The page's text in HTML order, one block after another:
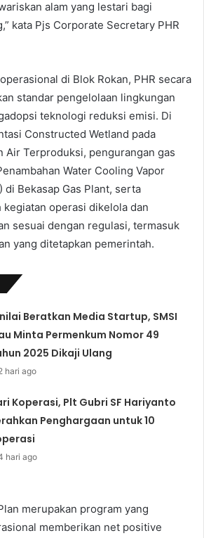
alam yang lestari bagi
kata Pjs Corporate Secretary PHR
di Blok Rokan, PHR secara
standar pengelolaan lingkungan
teknologi reduksi emisi. Di
Constructed Wetland pada
Air Terproduksi, pengurangan gas
Water Cooling Vapor
di Bekasap Gas Plant, serta
operasi dikelola dan
sesuai dengan regulasi, termasuk
yang ditetapkan pemerintah.
Beratkan Media Startup, SMSI
Minta Permenkum Nomor 49
2025 Dikaji Ulang
hari ago
Koperasi, Plt Gubri SF Hariyanto
Penghargaan untuk 10
hari ago
merupakan program yang
memberikan net positive